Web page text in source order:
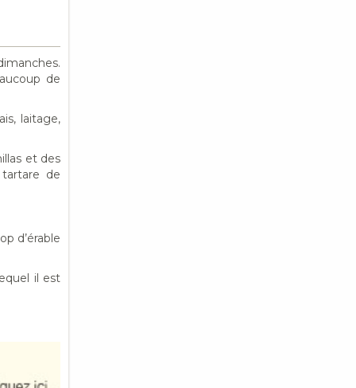
de
laitage,
et des
de
d’érable
il est